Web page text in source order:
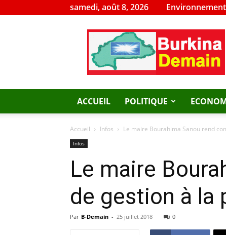
samedi, août 8, 2026
Burkina
Demain
ACCUEIL POLITIQUE
Accueil Infos Le maire Bourahima Sanou rend
Infos
Le maire
de gestion à la
Par B-Demain - 25 juillet 2018 0